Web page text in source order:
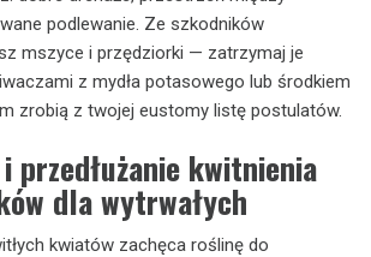
podlewanie. Ze szkodników
mszyce i przędziorki — zatrzymaj je
z mydła potasowego lub środkiem
zrobią z twojej eustomy listę postulatów.
przedłużanie kwitnienia
dla wytrwałych
kwiatów zachęca roślinę do